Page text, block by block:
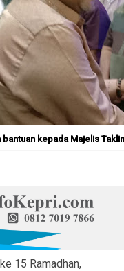
bantuan kepada Majelis
15 Ramadhan,